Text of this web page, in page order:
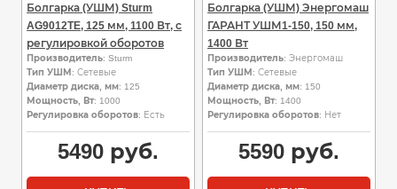
Болгарка (УШМ) Sturm
AG9012TE, 125 мм, 1100 Вт, с
регулировкой оборотов
Производитель: Sturm
Тип УШМ : Сетевые
Диаметр диска, мм: 125
Мощность, Вт: 1000
Регулировка оборотов: Есть
5490руб.
Болгарка (УШМ) Энергомаш
ГАРАНТ УШМ1-150, 150 мм,
1400 Вт
Производитель: Энергомаш
Тип УШМ : Сетевые
Диаметр диска, мм: 150
Мощность, Вт: 1400
Регулировка оборотов: Нет
5590руб.